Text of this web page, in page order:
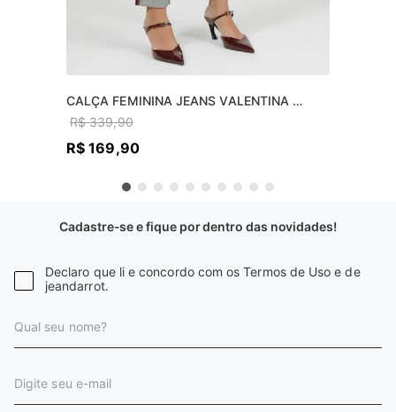
CALÇA FEMININA JEANS VALENTINA
SKINNY
R$ 339,90
R$ 169,90
Cadastre-se e fique por dentro das novidades!
Declaro que li e concordo com os Termos de Uso e de
jeandarrot.